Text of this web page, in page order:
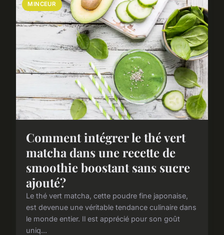
MINCEUR
Comment intégrer le thé vert
matcha dans une recette de
smoothie boostant sans sucre
ajouté?
Le thé vert matcha, cette poudre fine japonaise,
est devenue une véritable tendance culinaire dans
le monde entier. Il est apprécié pour son goût
uniq...